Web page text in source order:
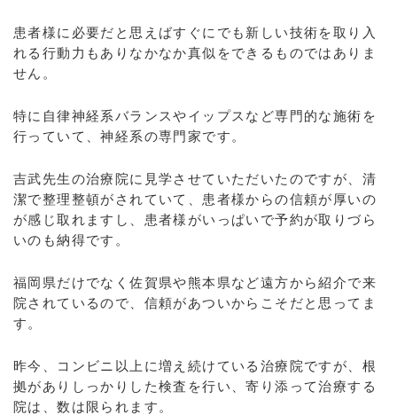
患者様に必要だと思えばすぐにでも新しい技術を取り入
れる行動力もありなかなか真似をできるものではありま
せん。
特に自律神経系バランスやイップスなど専門的な施術を
行っていて、神経系の専門家です。
吉武先生の治療院に見学させていただいたのですが、清
潔で整理整頓がされていて、患者様からの信頼が厚いの
が感じ取れますし、患者様がいっぱいで予約が取りづら
いのも納得です。
福岡県だけでなく佐賀県や熊本県など遠方から紹介で来
院されているので、信頼があついからこそだと思ってま
す。
昨今、コンビニ以上に増え続けている治療院ですが、根
拠がありしっかりした検査を行い、寄り添って治療する
院は、数は限られます。